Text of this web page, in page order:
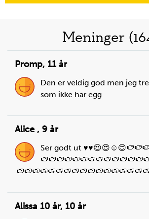
Meninger
Promp, 11 år
Den er veldig god men jeg
som ikke har egg
Alice , 9 år
Ser godt ut
Alissa 10 år, 10 år